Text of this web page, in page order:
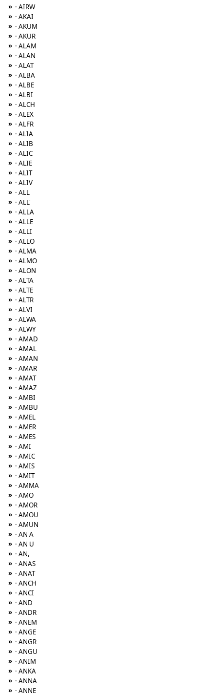
» · AIRW
» · AKAI
» · AKUM
» · AKUR
» · ALAM
» · ALAN
» · ALAT
» · ALBA
» · ALBE
» · ALBI
» · ALCH
» · ALEX
» · ALFR
» · ALIA
» · ALIB
» · ALIC
» · ALIE
» · ALIT
» · ALIV
» · ALL
» · ALL'
» · ALLA
» · ALLE
» · ALLI
» · ALLO
» · ALMA
» · ALMO
» · ALON
» · ALTA
» · ALTE
» · ALTR
» · ALVI
» · ALWA
» · ALWY
» · AMAD
» · AMAL
» · AMAN
» · AMAR
» · AMAT
» · AMAZ
» · AMBI
» · AMBU
» · AMEL
» · AMER
» · AMES
» · AMI
» · AMIC
» · AMIS
» · AMIT
» · AMMA
» · AMO
» · AMOR
» · AMOU
» · AMUN
» · AN A
» · AN U
» · AN,
» · ANAS
» · ANAT
» · ANCH
» · ANCI
» · AND
» · ANDR
» · ANEM
» · ANGE
» · ANGR
» · ANGU
» · ANIM
» · ANKA
» · ANNA
» · ANNE